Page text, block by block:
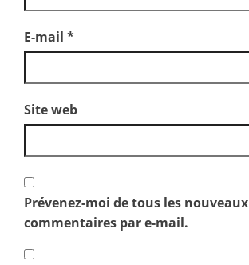
E-mail *
Site web
Prévenez-moi de tous les nouveaux
commentaires par e-mail.